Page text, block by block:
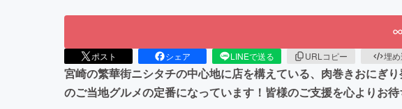
ポスト シェア LINEで送る URLコピー 埋
宮崎の繁華街ニシタチの中心地に店を構えている、肉巻きおにぎ
のご当地グルメの定番になっています！皆様のご支援を心よりお